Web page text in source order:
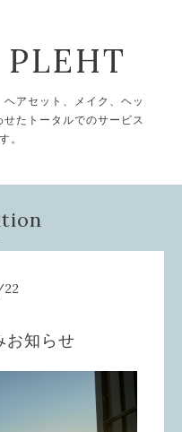
アセット、メイク、ヘッ
たトータルでのサービス
。
22
お知らせ